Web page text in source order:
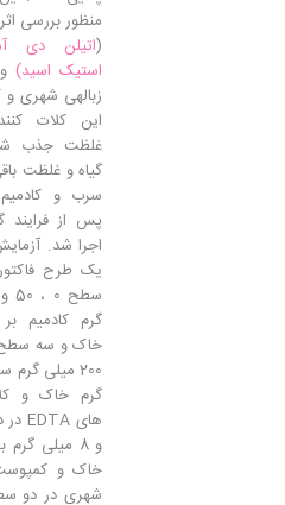
(اتیلن دی
استیک اسید)
زبالهی شهری و
این کلات
غلظت جذب
گیاه و غلظت
سرب و
پس از فرایند
اجرا شد.
یک طرح
گرم کادمیم
200 میلی گرم
گرم خاک و
و 8 میلی
خاک و